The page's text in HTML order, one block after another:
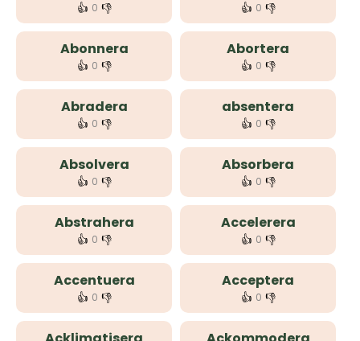
👍 0 👎 👍 0 👎
Abonnera
👍 0 👎
Abortera
👍 0 👎
Abradera
👍 0 👎
absentera
👍 0 👎
Absolvera
👍 0 👎
Absorbera
👍 0 👎
Abstrahera
👍 0 👎
Accelerera
👍 0 👎
Accentuera
👍 0 👎
Acceptera
👍 0 👎